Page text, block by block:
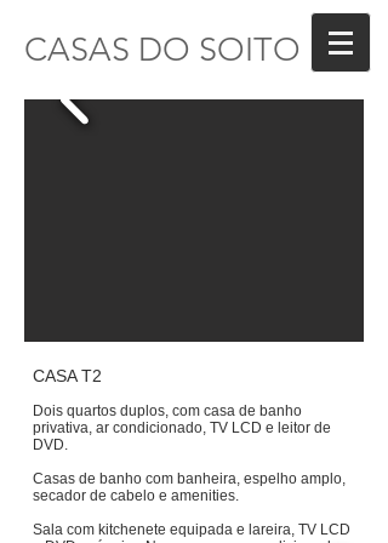
CASAS DO SOITO
CASA T2
Dois quartos duplos, com casa de banho
privativa, ar condicionado, TV LCD e leitor de
DVD.
Casas de banho com banheira, espelho amplo,
secador de cabelo e amenities.
Sala com kitchenete equipada e lareira, TV LCD